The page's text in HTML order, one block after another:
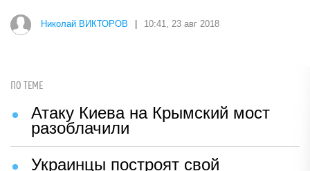
Николай ВИКТОРОВ 10:41, 23 авг 2018
ПО ТЕМЕ
Атаку Киева на Крымский мост
разоблачили
Украинцы построят свой